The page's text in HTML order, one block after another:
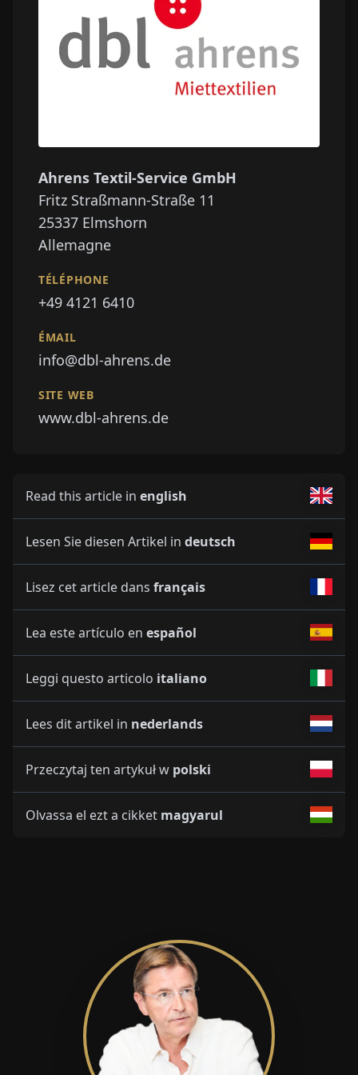
Ahrens Textil-Service GmbH
Fritz Straßmann-Straße 11
25337 Elmshorn
Allemagne
TÉLÉPHONE
+49 4121 6410
ÉMAIL
info@dbl-ahrens.de
SITE WEB
www.dbl-ahrens.de
Read this article in english
Lesen Sie diesen Artikel in deutsch
Lisez cet article dans français
Lea este artículo en español
Leggi questo articolo italiano
Lees dit artikel in nederlands
Przeczytaj ten artykuł w polski
Olvassa el ezt a cikket magyarul